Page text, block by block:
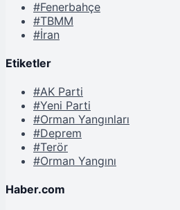
#Fenerbahçe
#TBMM
#İran
Etiketler
#AK Parti
#Yeni Parti
#Orman Yangınları
#Deprem
#Terör
#Orman Yangını
Haber.com